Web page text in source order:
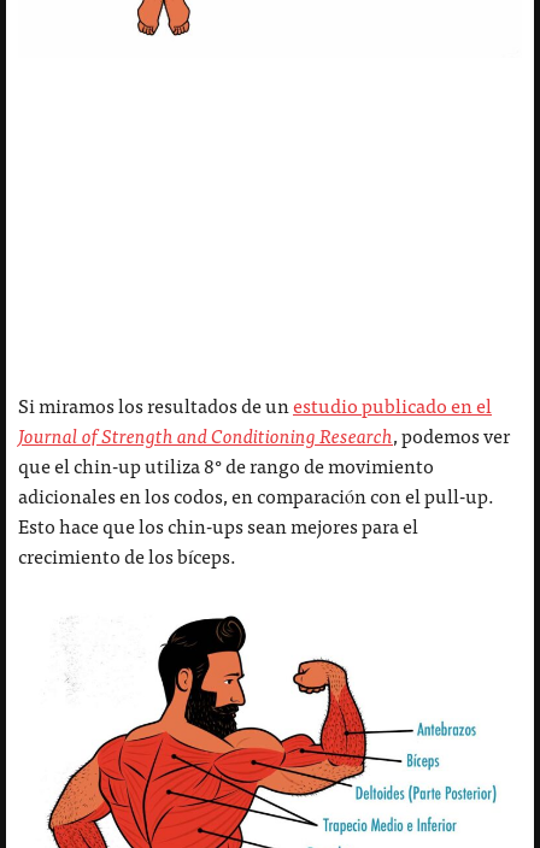
Si miramos los resultados de unestudio publicado en el
Journal of Strength and Conditioning Research, podemos ver
que el chin-up utiliza 8° de rango de movimiento
adicionales en los codos, en comparación con el pull-up.
Esto hace que los chin-ups sean mejores para el
crecimiento de los bíceps.